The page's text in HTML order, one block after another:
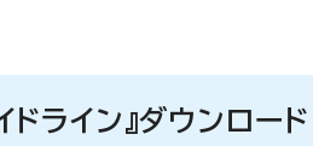
ライン』ダウンロード